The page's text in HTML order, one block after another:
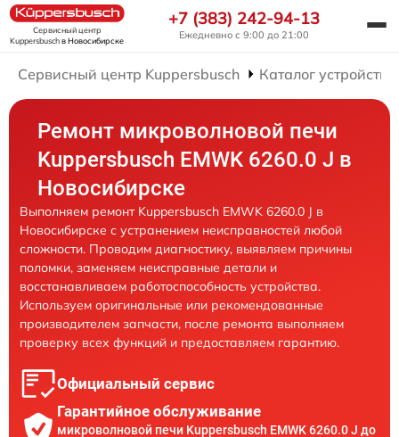
Сервисный центр
Kuppersbuschв Новосибирске
+7 (383) 242-94-13
Ежедневно с 9:00 до 21:00
Сервисный центр Kuppersbusch Каталог устройств
Ремонт микроволновой печи
Kuppersbusch EMWK 6260.0 J в
Новосибирске
Выполняем ремонт Kuppersbusch EMWK 6260.0 J в
Новосибирске с устранением неисправностей любой
сложности. Проводим диагностику, выявляем причины
поломки, заменяем неисправные детали и
восстанавливаем работоспособность устройства.
Используем оригинальные или рекомендованные
производителем запчасти, после ремонта выполняем
проверку всех функций и предоставляем гарантию.
Официальный сервис
Гарантийное обслуживание
микроволновой печи Kuppersbusch EMWK 6260.0 J до